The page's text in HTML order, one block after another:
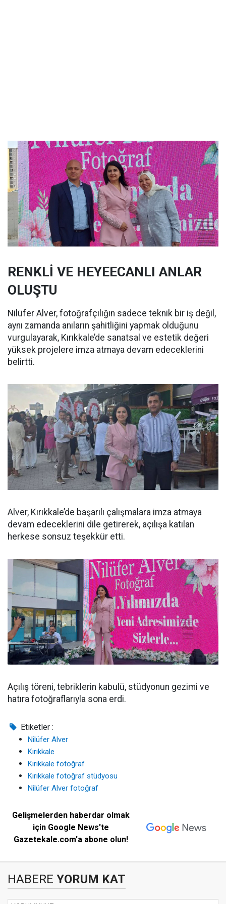
RENKLİ VE HEYEECANLI ANLAR
OLUŞTU
Nilüfer Alver, fotoğrafçılığın sadece teknik bir iş değil,
aynı zamanda anıların şahitliğini yapmak olduğunu
vurgulayarak, Kırıkkale’de sanatsal ve estetik değeri
yüksek projelere imza atmaya devam edeceklerini
belirtti.
Alver, Kırıkkale’de başarılı çalışmalara imza atmaya
devam edeceklerini dile getirerek, açılışa katılan
herkese sonsuz teşekkür etti.
Açılış töreni, tebriklerin kabulü, stüdyonun gezimi ve
hatıra fotoğraflarıyla sona erdi.
Etiketler :
Nilüfer Alver
Kırıkkale
Kırıkkale fotoğraf
Kırıkkale fotoğraf stüdyosu
Nilüfer Alver fotoğraf
Gelişmelerden haberdar olmak
için Google News'te
Gazetekale.com'a abone olun!
HABERE YORUM KAT